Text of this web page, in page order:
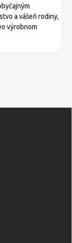
a vášeň rodiny,
výrobnom